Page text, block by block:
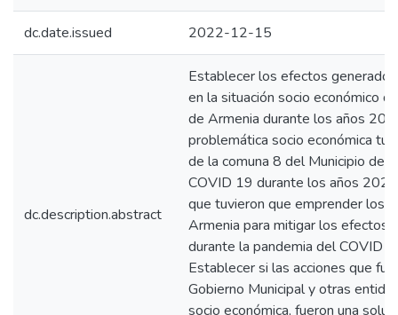
dc.date.issued 2022-12-15
dc.description.abstract
Establecer los efectos
en la situación socio económico
de Armenia durante los años
problemática socio económica
de la comuna 8 del Municipio de
COVID 19 durante los años
que tuvieron que emprender los
Armenia para mitigar los efectos
durante la pandemia del COVID
Establecer si las acciones que
Gobierno Municipal y otras
socio económica, fueron una